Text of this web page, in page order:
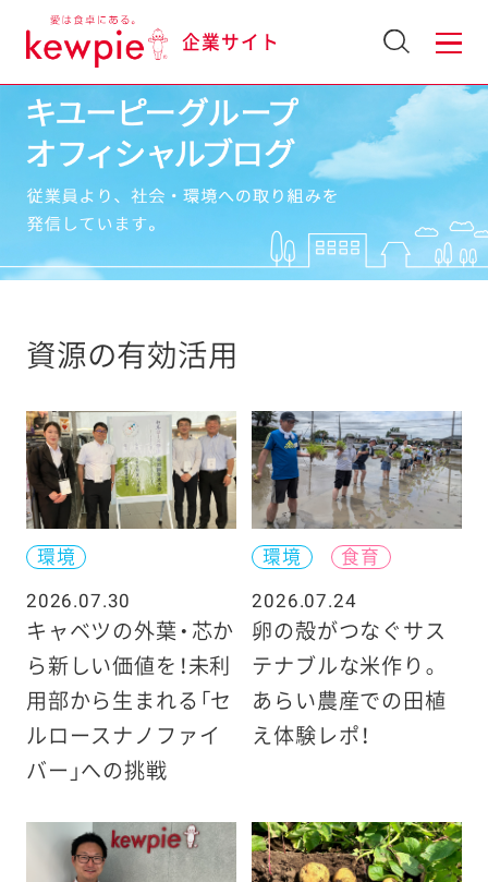
企業サイト
資源の有効活用
環境
2026.07.30
キャベツの外葉・芯か
ら新しい価値を！未利
用部から生まれる「セ
ルロースナノファイ
バー」への挑戦
環境
食育
2026.07.24
卵の殻がつなぐサス
テナブルな米作り。
あらい農産での田植
え体験レポ！